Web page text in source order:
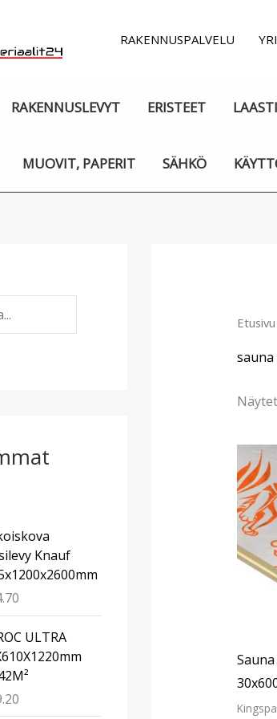
RAKENNUSPALVELU
RAKENNUSLEVYT ERISTEET
MUOVIT, PAPERIT SÄHKÖ
Knauf
ULTRA
Etusivu
sauna